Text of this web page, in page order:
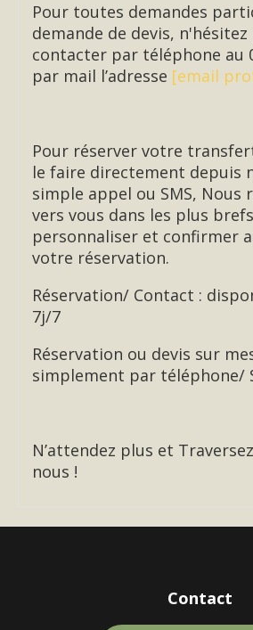
Pour toutes demandes
demande de devis, n'hésitez
contacter par téléphone au
par mail l’adresse [email
Pour réserver votre
le faire directement depuis
simple appel ou SMS, Nous
vers vous dans les plus
personnaliser et confirmer
votre réservation.
Réservation/ Contact :
7j/7
Réservation ou devis sur
simplement par téléphone/
N’attendez plus et
nous !
Contact